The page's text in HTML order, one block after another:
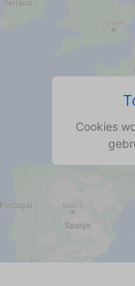
Cookies